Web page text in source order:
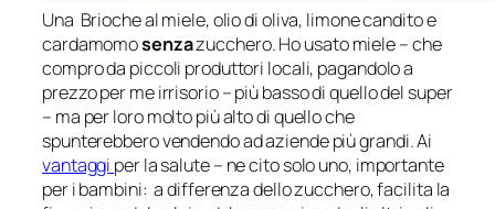
Una Brioche al miele, olio di oliva, limone candito e
cardamomosenzazucchero. Ho usatomiele – che
compro da piccoli produttori locali, pagandolo a
prezzo per me irrisorio – più basso di quello del super
– ma per loro molto più alto di quello che
spunterebbero vendendo ad aziende più grandi. Ai
vantaggi per la salute – ne cito solo uno, importante
per i bambini: a differenza dello zucchero, facilita la